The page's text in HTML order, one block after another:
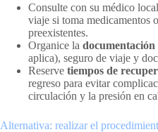
Consulte con su médico
viaje si toma medicamentos
preexistentes.
Organice la documentación
aplica), seguro de viaje y
Reserve tiempos de
regreso para evitar
circulación y la presión en
Alternativa: realizar el